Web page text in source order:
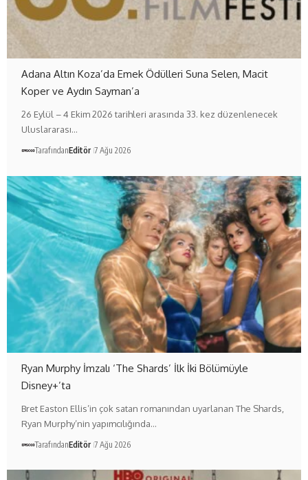
Adana Altın Koza’da Emek Ödülleri Suna Selen, Macit
Koper ve Aydın Sayman’a
26 Eylül – 4 Ekim 2026 tarihleri arasında 33. kez düzenlenecek
Uluslararası…
TarafındanEditör 7 Ağu 2026
Ryan Murphy İmzalı ‘The Shards’ İlk İki Bölümüyle
Disney+’ta
Bret Easton Ellis’in çok satan romanından uyarlanan The Shards,
Ryan Murphy’nin yapımcılığında…
TarafındanEditör 7 Ağu 2026